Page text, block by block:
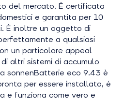
del mercato. È certificata
e garantita per 10
È inoltre un oggetto di
a qualsiasi
un particolare appeal
altri sistemi di accumulo
sonnenBatterie eco 9.43 è
per essere installata, é
e funziona come vero e